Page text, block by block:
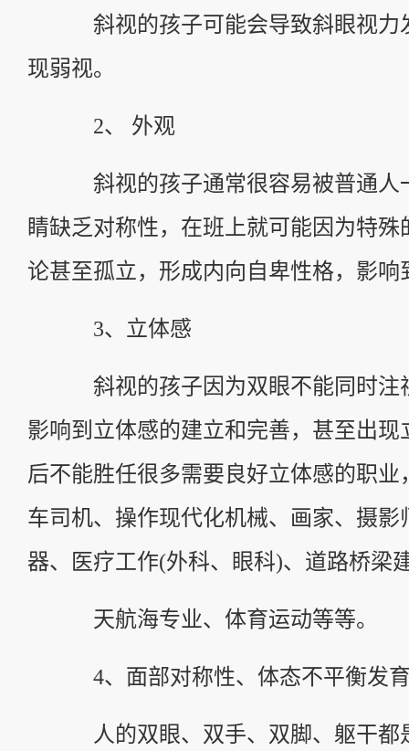
斜视的孩子可能会导致斜眼视力
现弱视。
2、 外观
斜视的孩子通常很容易被普通人
睛缺乏对称性，在班上就可能因为特殊
论甚至孤立，形成内向自卑性格，影响
3、立体感
斜视的孩子因为双眼不能同时注
影响到立体感的建立和完善，甚至出现
后不能胜任很多需要良好立体感的职业
车司机、操作现代化机械、画家、摄影
器、医疗工作(外科、眼科)、道路桥梁
天航海专业、体育运动等等。
4、面部对称性、体态不平衡发
人的双眼、双手、双脚、躯干都